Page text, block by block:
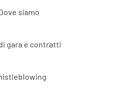
siamo
gara e contratti